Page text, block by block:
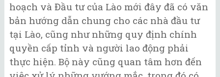
hoạch và Đầu tư của Lào mới đây đã có văn
bản hướng dẫn chung cho các nhà đầu tư
tại Lào, cũng như những quy định chính
quyền cấp tỉnh và người lao động phải
thực hiện. Bộ này cũng quan tâm hơn đến